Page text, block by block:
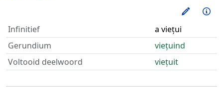
Oefen
Infinitief
a viețui
Gerundium
viețuind
Voltooid deelwoord
viețuit